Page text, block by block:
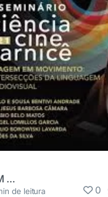
Jane D M Vieira
de leitura 0